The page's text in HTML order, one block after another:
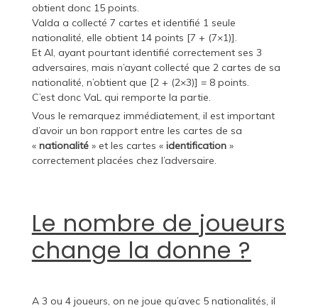
obtient donc 15 points.
Valda a collecté 7 cartes et identifié 1 seule
nationalité, elle obtient 14 points [7 + (7×1)].
Et Al, ayant pourtant identifié correctement ses 3
adversaires, mais n’ayant collecté que 2 cartes de sa
nationalité, n’obtient que [2 + (2×3)] = 8 points.
C’est donc VaL qui remporte la partie.
Vous le remarquez immédiatement, il est important
d’avoir un bon rapport entre les cartes de sa
« nationalité» et les cartes « identification»
correctement placées chez l’adversaire.
Le nombre de joueurs
change la donne ?
A 3 ou 4 joueurs, on ne joue qu’avec 5 nationalités, il